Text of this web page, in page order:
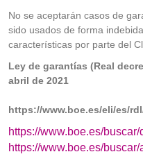
No se aceptarán casos de
sido usados de forma
características por parte del
Ley de garantías (Real
abril de 2021
https://www.boe.es/eli/es/
https://www.boe.es/
https://www.boe.es/